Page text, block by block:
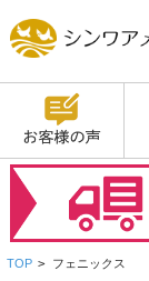
TOP > フェニックス